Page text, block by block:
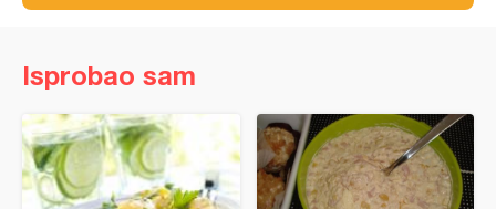
Isprobao sam